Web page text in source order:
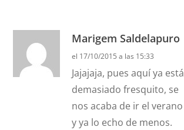
Marigem Saldelapuro
el 17/10/2015 a las 15:33
Jajajaja, pues aquí ya está
demasiado fresquito, se
nos acaba de ir el verano
y ya lo echo de menos.